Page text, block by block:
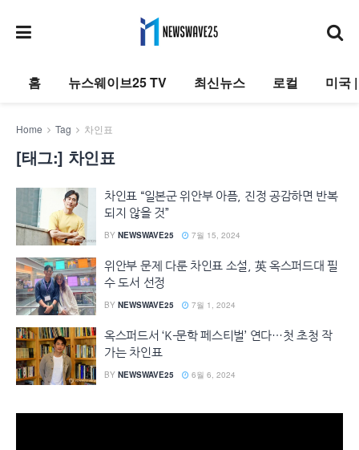
홈 뉴스웨이브25 TV 최신뉴스 로컬 미국
Home Tag 차인표
[태그:] 차인표
차인표 “일본군 위안부 아픔, 진정 공감하면 반복
되지 않을 것”
BY NEWSWAVE25 7월 15, 2024
위안부 문제 다룬 차인표 소설, 英 옥스퍼드대 필
수 도서 선정
BY NEWSWAVE25 7월 1, 2024
옥스퍼드서 ‘K-문학 페스티벌’ 연다…첫 초청 작
가는 차인표
BY NEWSWAVE25 6월 6, 2024